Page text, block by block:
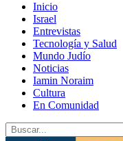
Inicio
Israel
Entrevistas
Tecnología y Salud
Mundo Judío
Noticias
Iamin Noraim
Cultura
En Comunidad